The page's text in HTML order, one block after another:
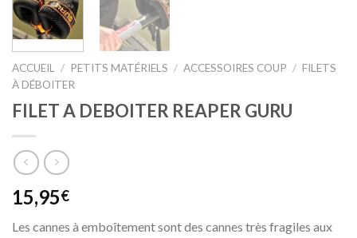
ACCUEIL / PETITS MATÉRIELS / ACCESSOIRES COUP / FILETS
À DÉBOITER
FILET A DEBOITER REAPER GURU
15,95€
Les cannes à emboîtement sont des cannes très fragiles aux